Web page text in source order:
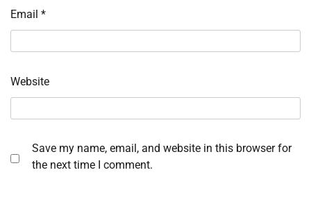
Email *
Website
Save my name, email, and website in this browser for
the next time I comment.